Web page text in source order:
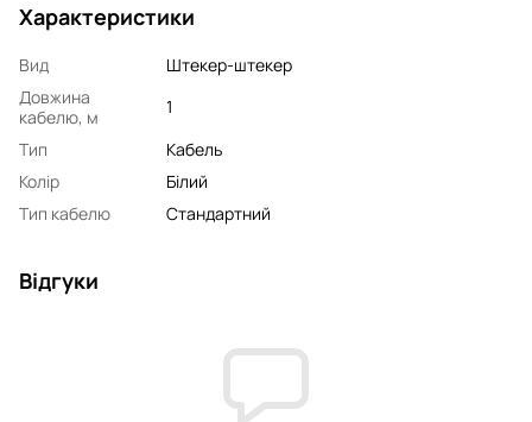
Характеристики
Вид
Штекер-штекер
Довжина
кабелю, м
1
Тип
Кабель
Колір
Білий
Тип кабелю
Стандартний
Відгуки